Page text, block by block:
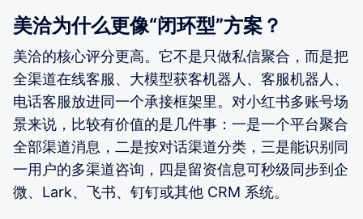
美洽为什么更像“闭环型”方案？
美洽的核心评分更高。它不是只做私信聚合，而是把
全渠道在线客服、大模型获客机器人、客服机器人、
电话客服放进同一个承接框架里。对小红书多账号场
景来说，比较有价值的是几件事：一是一个平台聚合
全部渠道消息，二是按对话渠道分类，三是能识别同
一用户的多渠道咨询，四是留资信息可秒级同步到企
微、Lark、飞书、钉钉或其他 CRM 系统。